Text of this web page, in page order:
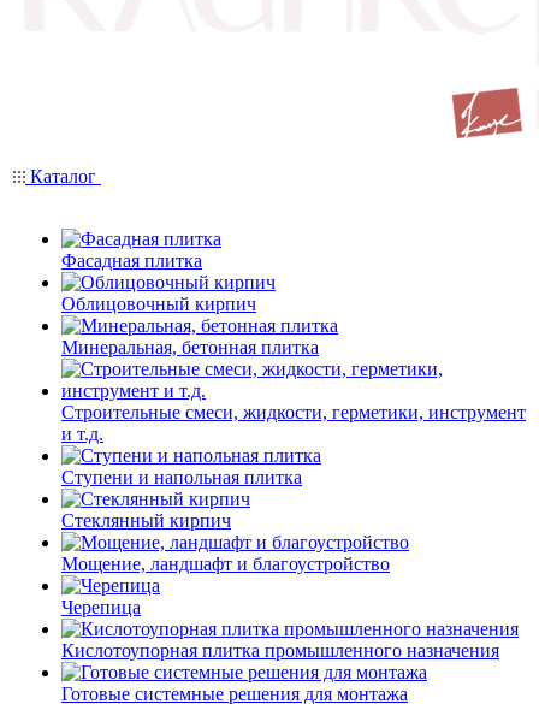
Каталог
Фасадная плитка
Облицовочный кирпич
Минеральная, бетонная плитка
Строительные смеси, жидкости, герметики, инструмент
и т.д.
Ступени и напольная плитка
Cтеклянный кирпич
Мощение, ландшафт и благоустройство
Черепица
Кислотоупорная плитка промышленного назначения
Готовые системные решения для монтажа